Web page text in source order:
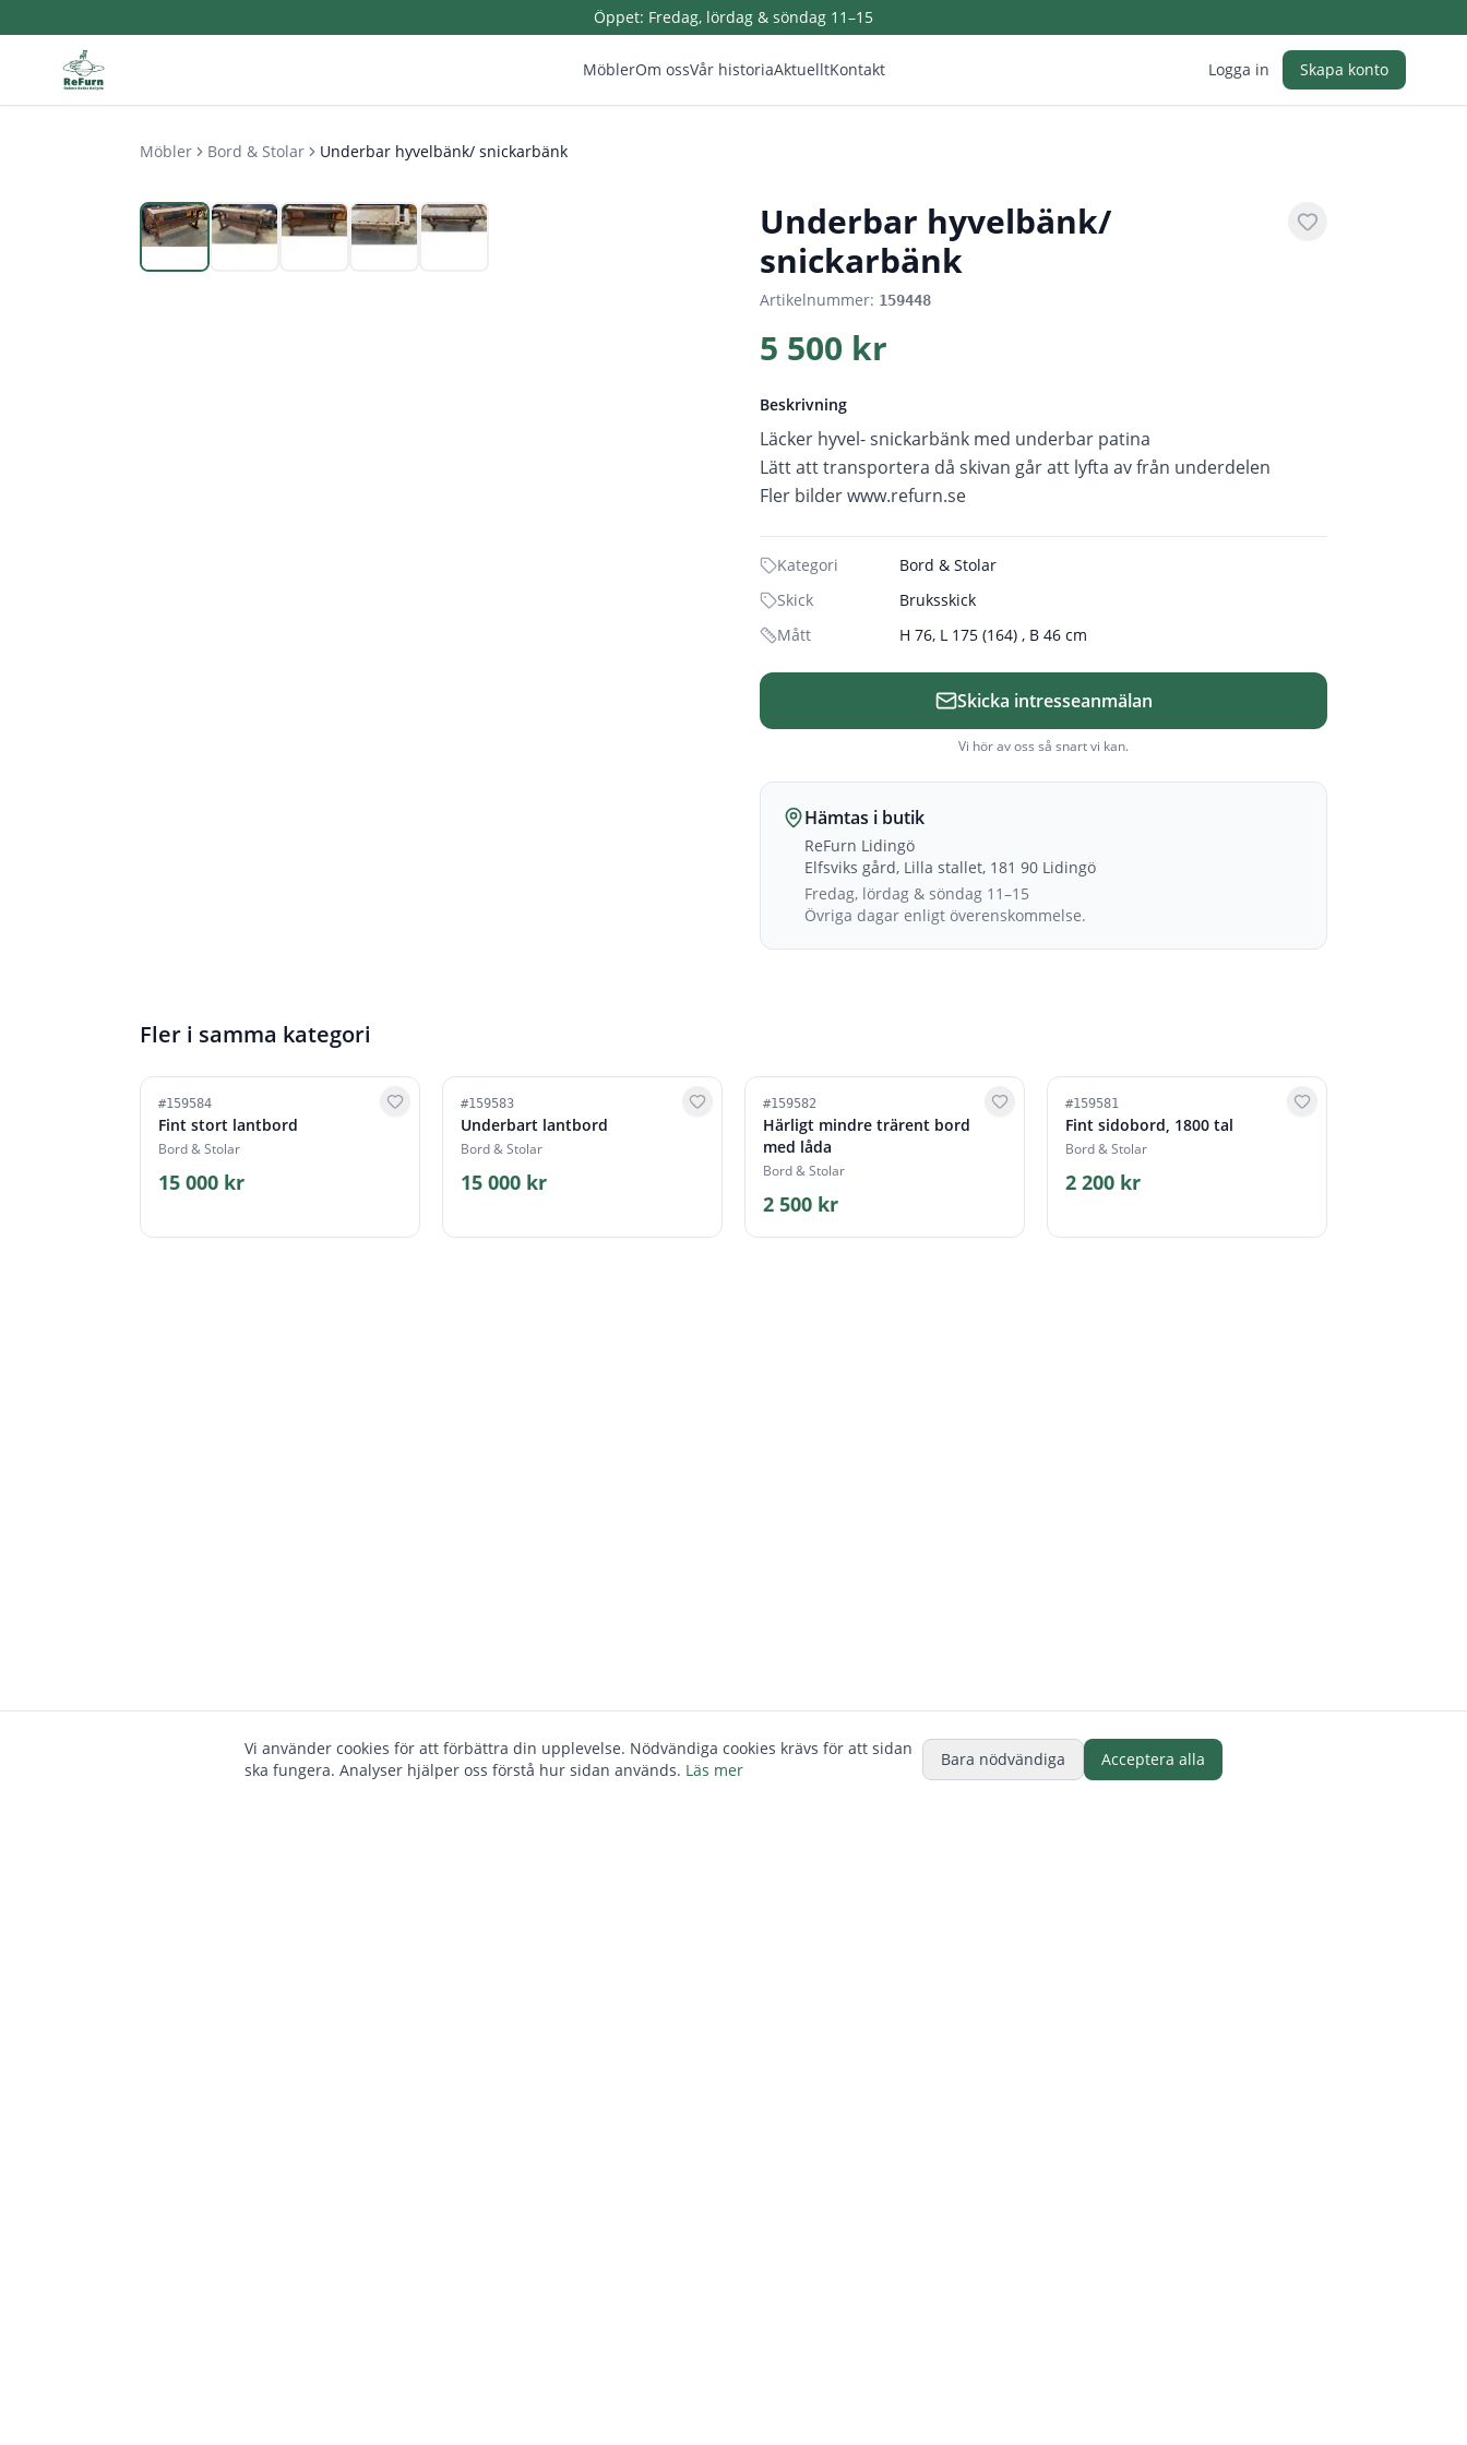
Öppet: Fredag, lördag & söndag 11–15
MöblerOm ossVår historiaAktuelltKontakt Logga in Skapa konto
Möbler Bord & Stolar Underbar hyvelbänk/ snickarbänk
Underbar hyvelbänk/
snickarbänk
Artikelnummer: 159448
5 500 kr
Beskrivning
Läcker hyvel- snickarbänk med underbar patina
Lätt att transportera då skivan går att lyfta av från underdelen
Fler bilder www.refurn.se
Kategori
Bord & Stolar
Skick
Bruksskick
Mått
H 76, L 175 (164) , B 46 cm
Skicka intresseanmälan
Vi hör av oss så snart vi kan.
Hämtas i butik
ReFurn Lidingö
Elfsviks gård, Lilla stallet, 181 90 Lidingö
Fredag, lördag & söndag 11–15
Övriga dagar enligt överenskommelse.
Fler i samma kategori
#159584
Fint stort lantbord
Bord & Stolar
15 000 kr
#159583
Underbart lantbord
Bord & Stolar
15 000 kr
#159582
Härligt mindre trärent bord
med låda
Bord & Stolar
2 500 kr
#159581
Fint sidobord, 1800 tal
Bord & Stolar
2 200 kr
Vi använder cookies för att förbättra din upplevelse. Nödvändiga cookies krävs för att sidan
ska fungera. Analyser hjälper oss förstå hur sidan används. Läs mer
Bara nödvändiga Acceptera alla